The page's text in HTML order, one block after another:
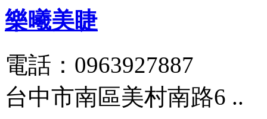
樂曦美睫
電話：0963927887
台中市南區美村南路6 ..